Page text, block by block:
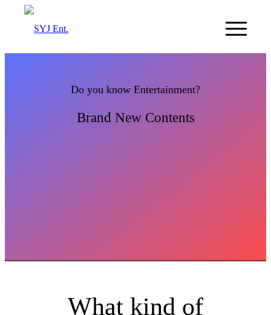
Do you know Entertainment?
Brand New Contents
What kind of